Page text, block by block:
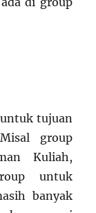
tujuan
group
Kuliah,
untuk
banyak